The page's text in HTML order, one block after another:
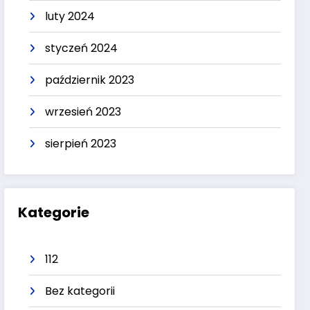
luty 2024
styczeń 2024
październik 2023
wrzesień 2023
sierpień 2023
Kategorie
112
Bez kategorii